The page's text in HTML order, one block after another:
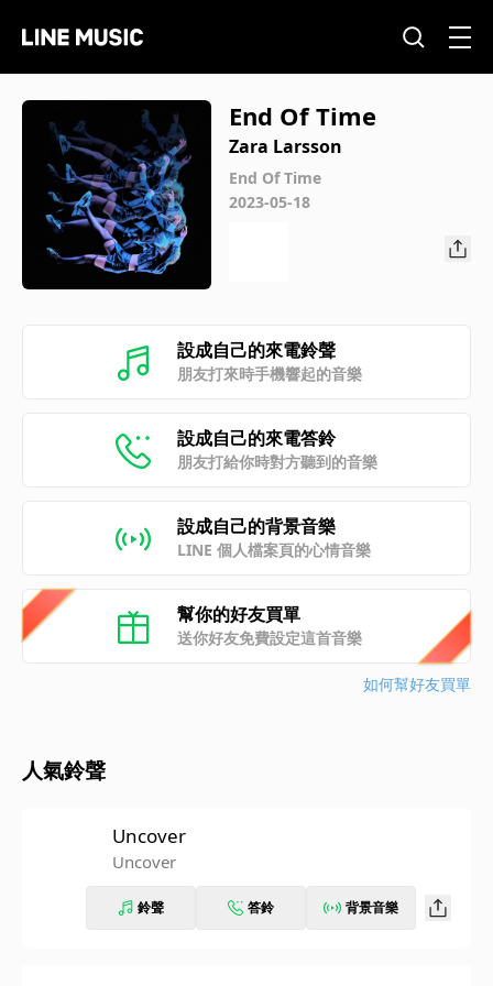
End Of Time
Zara Larsson
End Of Time
2023-05-18
設成自己的來電鈴聲
朋友打來時手機響起的音樂
設成自己的來電答鈴
朋友打給你時對方聽到的音樂
設成自己的背景音樂
LINE 個人檔案頁的心情音樂
幫你的好友買單
送你好友免費設定這首音樂
如何幫好友買單
人氣鈴聲
Uncover
Uncover
鈴聲 答鈴 背景音樂